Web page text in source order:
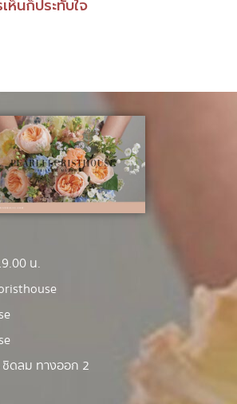
ห็นก็ประทับใจ
น.
ชิดลม ทางออก 2